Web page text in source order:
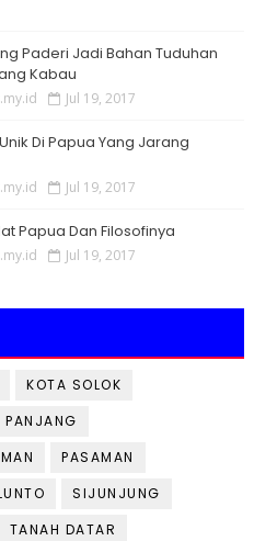
Paderi Jadi Bahan Tuduhan
Kabau
Jul 19, 2017
Di Papua Yang Jarang
Jul 19, 2017
Papua Dan Filosofinya
Jul 19, 2017
KOTA SOLOK
PANJANG
PASAMAN
SIJUNJUNG
TANAH DATAR